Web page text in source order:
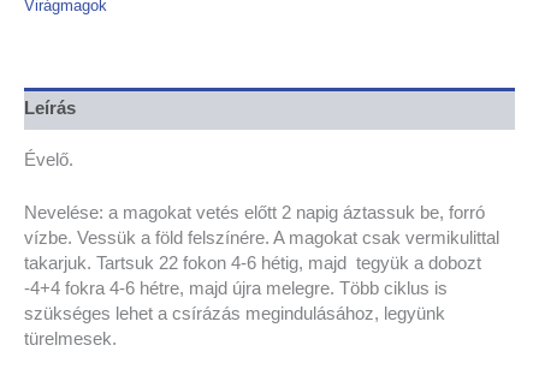
Virágmagok
Leírás
Évelő.
Nevelése: a magokat vetés előtt 2 napig áztassuk be, forró
vízbe. Vessük a föld felszínére. A magokat csak vermikulittal
takarjuk. Tartsuk 22 fokon 4-6 hétig, majd tegyük a dobozt
-4+4 fokra 4-6 hétre, majd újra melegre. Több ciklus is
szükséges lehet a csírázás megindulásához, legyünk
türelmesek.